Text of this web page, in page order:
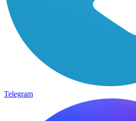
Telegram